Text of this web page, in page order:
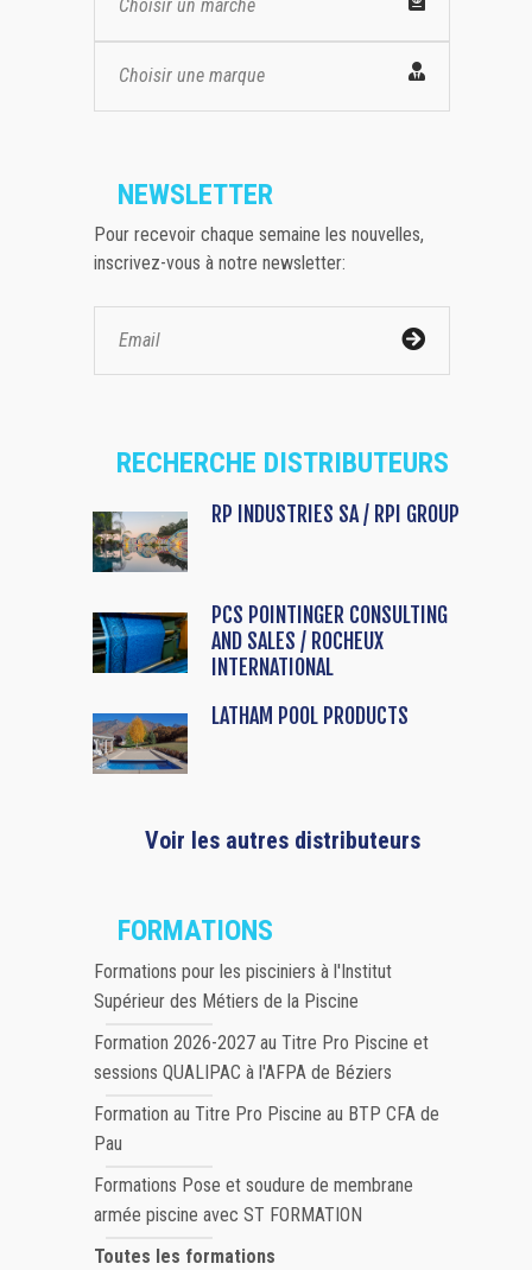
Choisir un marché
Choisir une marque
NEWSLETTER
Pour recevoir chaque semaine les nouvelles,
inscrivez-vous à notre newsletter:
RECHERCHE DISTRIBUTEURS
RP INDUSTRIES SA / RPI GROUP
PCS POINTINGER CONSULTING
AND SALES / ROCHEUX
INTERNATIONAL
LATHAM POOL PRODUCTS
Voir les autres distributeurs
FORMATIONS
Formations pour les pisciniers à l'Institut
Supérieur des Métiers de la Piscine
Formation 2026-2027 au Titre Pro Piscine et
sessions QUALIPAC à l'AFPA de Béziers
Formation au Titre Pro Piscine au BTP CFA de
Pau
Formations Pose et soudure de membrane
armée piscine avec ST FORMATION
Toutes les formations